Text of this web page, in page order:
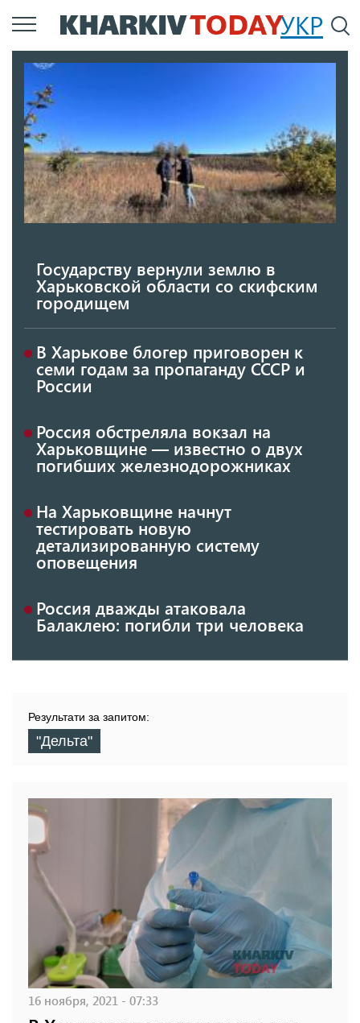
Перейти
к
УКР
Государству вернули землю в
Харьковской области со скифским
городищем
В Харькове блогер приговорен к
семи годам за пропаганду СССР и
России
Россия обстреляла вокзал на
Харьковщине — известно о двух
погибших железнодорожниках
На Харьковщине начнут
тестировать новую
детализированную систему
оповещения
Россия дважды атаковала
Балаклею: погибли три человека
Результати за запитом:
"Дельта"
16 ноября, 2021 - 07:33